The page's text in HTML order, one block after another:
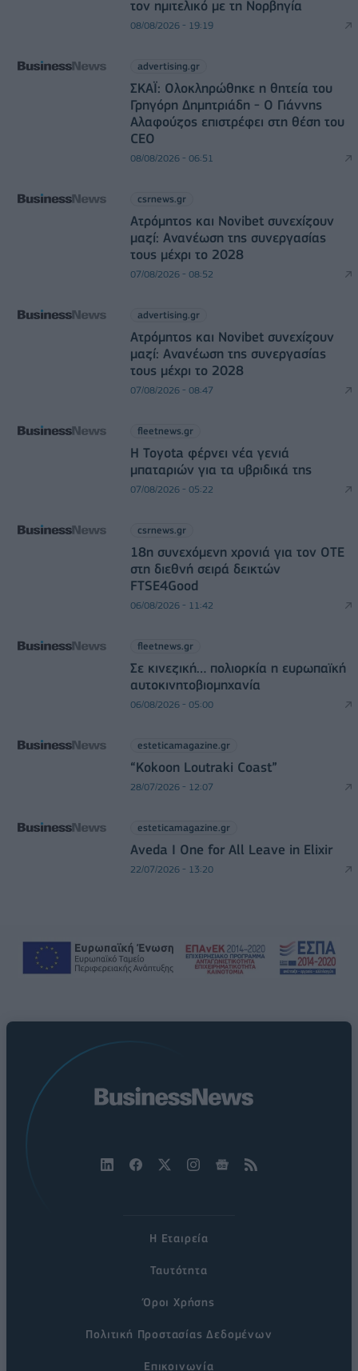
τον ημιτελικό με τη Νορβηγία
08/08/2026 - 19:19
advertising.gr
ΣΚΑΪ: Ολοκληρώθηκε η θητεία του
Γρηγόρη Δημητριάδη - Ο Γιάννης
Αλαφούζος επιστρέφει στη θέση του
CEO
08/08/2026 - 06:51
csrnews.gr
Ατρόμητος και Novibet συνεχίζουν
μαζί: Ανανέωση της συνεργασίας
τους μέχρι το 2028
07/08/2026 - 08:52
advertising.gr
Ατρόμητος και Novibet συνεχίζουν
μαζί: Ανανέωση της συνεργασίας
τους μέχρι το 2028
07/08/2026 - 08:47
fleetnews.gr
Η Toyota φέρνει νέα γενιά
μπαταριών για τα υβριδικά της
07/08/2026 - 05:22
csrnews.gr
18η συνεχόμενη χρονιά για τον ΟΤΕ
στη διεθνή σειρά δεικτών
FTSE4Good
06/08/2026 - 11:42
fleetnews.gr
Σε κινεζική… πολιορκία η ευρωπαϊκή
αυτοκινητοβιομηχανία
06/08/2026 - 05:00
esteticamagazine.gr
“Kokoon Loutraki Coast”
28/07/2026 - 12:07
esteticamagazine.gr
Aveda I One for All Leave in Elixir
22/07/2026 - 13:20
Η Εταιρεία
Ταυτότητα
Όροι Χρήσης
Πολιτική Προστασίας Δεδομένων
Επικοινωνία